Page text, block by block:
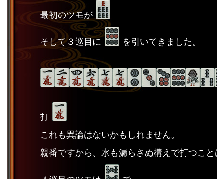
最初のツモが
そして３巡目に を引いてきました。
打
これも異論はないかもしれません。
親番ですから、水も漏らさぬ構えで打つこ